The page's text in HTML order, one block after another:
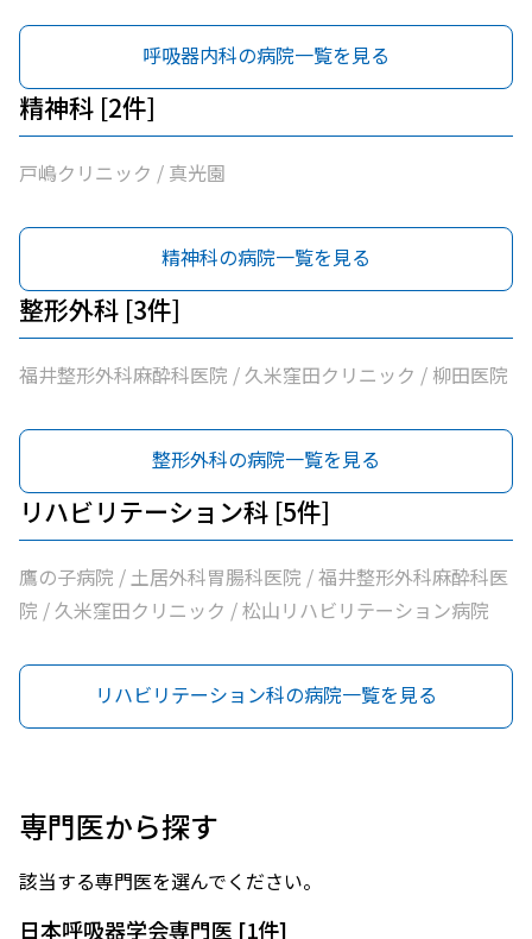
呼吸器内科の病院一覧を見る
精神科 [2件]
戸嶋クリニック / 真光園
精神科の病院一覧を見る
整形外科 [3件]
福井整形外科麻酔科医院 / 久米窪田クリニック / 柳田医院
整形外科の病院一覧を見る
リハビリテーション科 [5件]
鷹の子病院 / 土居外科胃腸科医院 / 福井整形外科麻酔科医
院 / 久米窪田クリニック / 松山リハビリテーション病院
リハビリテーション科の病院一覧を見る
専門医から探す
該当する専門医を選んでください。
日本呼吸器学会専門医 [1件]